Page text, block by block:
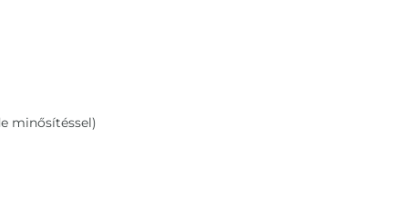
minősítéssel)